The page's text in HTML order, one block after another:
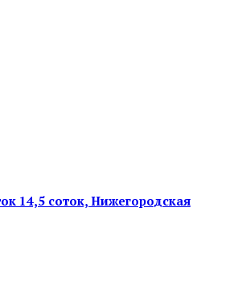
14,5 соток, Нижегородская